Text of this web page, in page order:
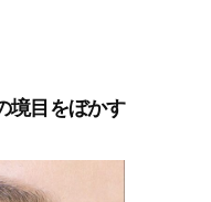
境目をぼかす